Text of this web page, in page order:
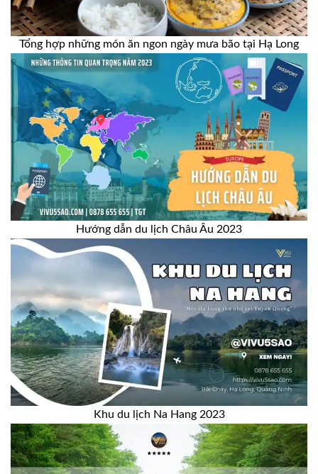
Tổng hợp những món ăn ngon ngày mưa bão tại Hạ Long
Hướng dẫn du lịch Châu Âu 2023
Khu du lịch Na Hang 2023